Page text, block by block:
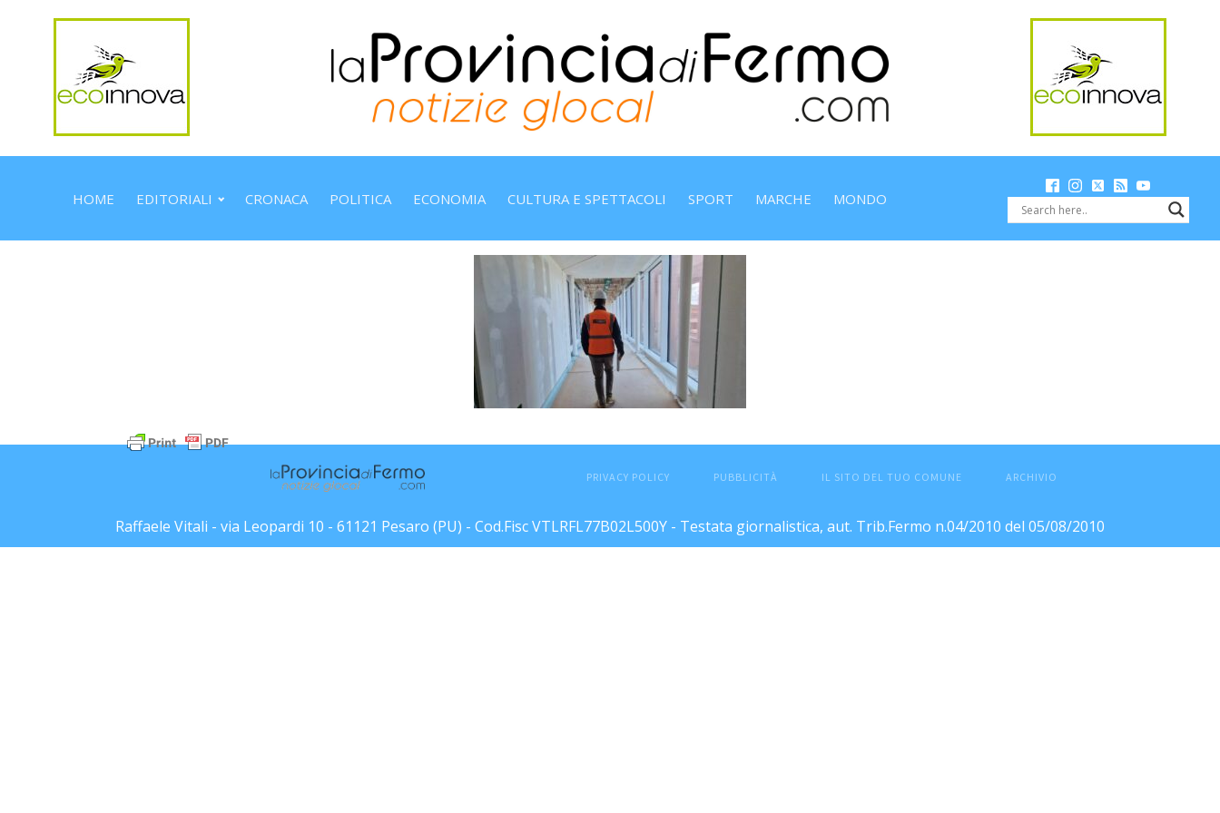
HOME EDITORIALI CRONACA POLITICA ECONOMIA CULTURA E SPETTACOLI SPORT MARCHE MONDO
PRIVACY POLICY PUBBLICITÀ IL SITO DEL TUO COMUNE ARCHIVIO
Raffaele Vitali - via Leopardi 10 - 61121 Pesaro (PU) - Cod.Fisc VTLRFL77B02L500Y - Testata giornalistica, aut. Trib.Fermo n.04/2010 del 05/08/2010